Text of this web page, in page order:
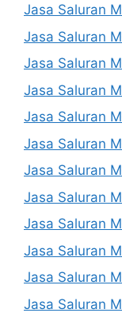
Jasa Saluran
Jasa Saluran
Jasa Saluran
Jasa Saluran
Jasa Saluran
Jasa Saluran
Jasa Saluran
Jasa Saluran
Jasa Saluran
Jasa Saluran
Jasa Saluran
Jasa Saluran